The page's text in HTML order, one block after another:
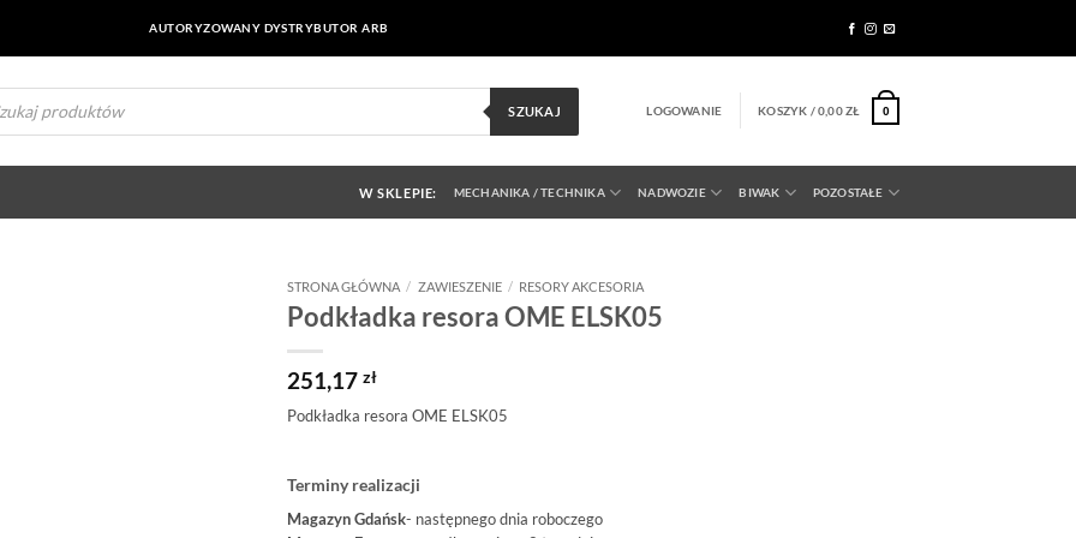
AUTORYZOWANY DYSTRYBUTOR ARB
SZUKAJ LOGOWANIE KOSZYK /0,00ZŁ 0
W SKLEPIE: MECHANIKA / TECHNIKA NADWOZIE BIWAK POZOSTAŁE
STRONA GŁÓWNA / ZAWIESZENIE / RESORY AKCESORIA
Podkładka resora OME ELSK05
251,17 zł
Podkładka resora OME ELSK05
Terminy realizacji
Magazyn Gdańsk- następnego dnia roboczego